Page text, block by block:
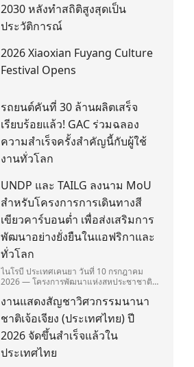
2030 หลังทำสถิติสูงสุดเป็น
ประวัติการณ์
2026 Xiaoxian Fuyang Culture
Festival Opens
รถยนต์คันที่ 30 ล้านผลิตเสร็จ
เรียบร้อยแล้ว! GAC ร่วมฉลอง
ความสำเร็จครั้งสำคัญนี้กับผู้ใช้
งานทั่วโลก
UNDP และ TAILG ลงนาม MoU
สำหรับโครงการการเดินทางสี
เขียวคาร์บอนต่ำ เพื่อส่งเสริมการ
พัฒนาอย่างยั่งยืนในแอฟริกาและ
ทั่วโลก
ไนโรบี ประเทศเคนยา วันที่ 10 กรกฎาคม
2026 — โครงการพัฒนาแห่งสหประชาชาติ
Programme/UNDP) และ TAILG บริษัทชั้น
นำด้านการเดินทางด้วยพลังงานไฟฟ้า ได้ลง
นามในบันทึกความเข้าใจ (Memorandum of
Understanding/MOU) อย่างเป็นทางการใน
ประเทศเคนยา เกี่ยวกับ Green Mobility
Centre of Excellence (GM-CoE)
งานแสดงสัญชาวิศวกรรมนานา
ชาติเจ้อเจียง (ประเทศไทย) ปี
2026 จัดขึ้นสำเร็จแล้วใน
ประเทศไทย